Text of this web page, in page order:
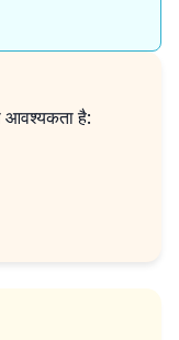
आवश्यकता है: